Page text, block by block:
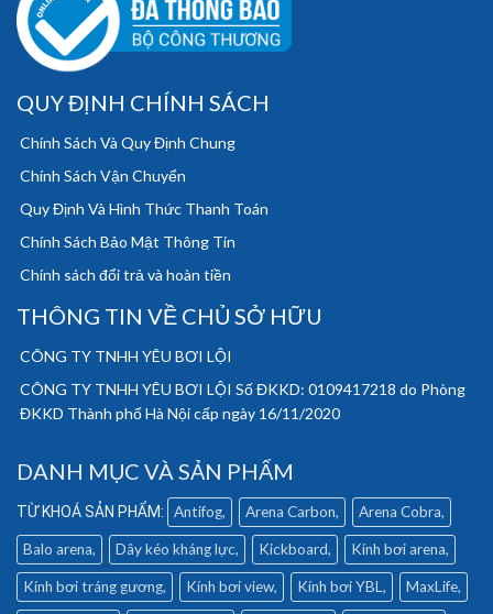
QUY ĐỊNH CHÍNH SÁCH
Chính Sách Và Quy Định Chung
Chính Sách Vận Chuyển
Quy Định Và Hình Thức Thanh Toán
Chính Sách Bảo Mật Thông Tin
Chính sách đổi trả và hoàn tiền
THÔNG TIN VỀ CHỦ SỞ HỮU
CÔNG TY TNHH YÊU BƠI LỘI
CÔNG TY TNHH YÊU BƠI LỘI Số ĐKKD: 0109417218 do Phòng
ĐKKD Thành phố Hà Nội cấp ngày 16/11/2020
DANH MỤC VÀ SẢN PHẨM
Antifog Arena Carbon Arena Cobra
Balo arena Dây kéo kháng lực Kickboard Kính bơi arena
Kính bơi tráng gương Kính bơi view Kính bơi YBL MaxLife